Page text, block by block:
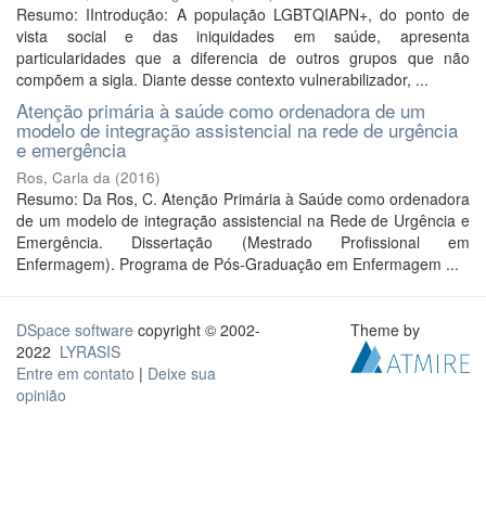
Resumo: IIntrodução: A população LGBTQIAPN+, do ponto de
vista social e das iniquidades em saúde, apresenta
particularidades que a diferencia de outros grupos que não
compõem a sigla. Diante desse contexto vulnerabilizador, ...
Atenção primária à saúde como ordenadora de um
modelo de integração assistencial na rede de urgência
e emergência
Ros, Carla da (2016)
Resumo: Da Ros, C. Atenção Primária à Saúde como ordenadora
de um modelo de integração assistencial na Rede de Urgência e
Emergência. Dissertação (Mestrado Profissional em
Enfermagem). Programa de Pós-Graduação em Enfermagem ...
DSpace software copyright © 2002-
2022 LYRASIS
Entre em contato | Deixe sua
opinião
Theme by